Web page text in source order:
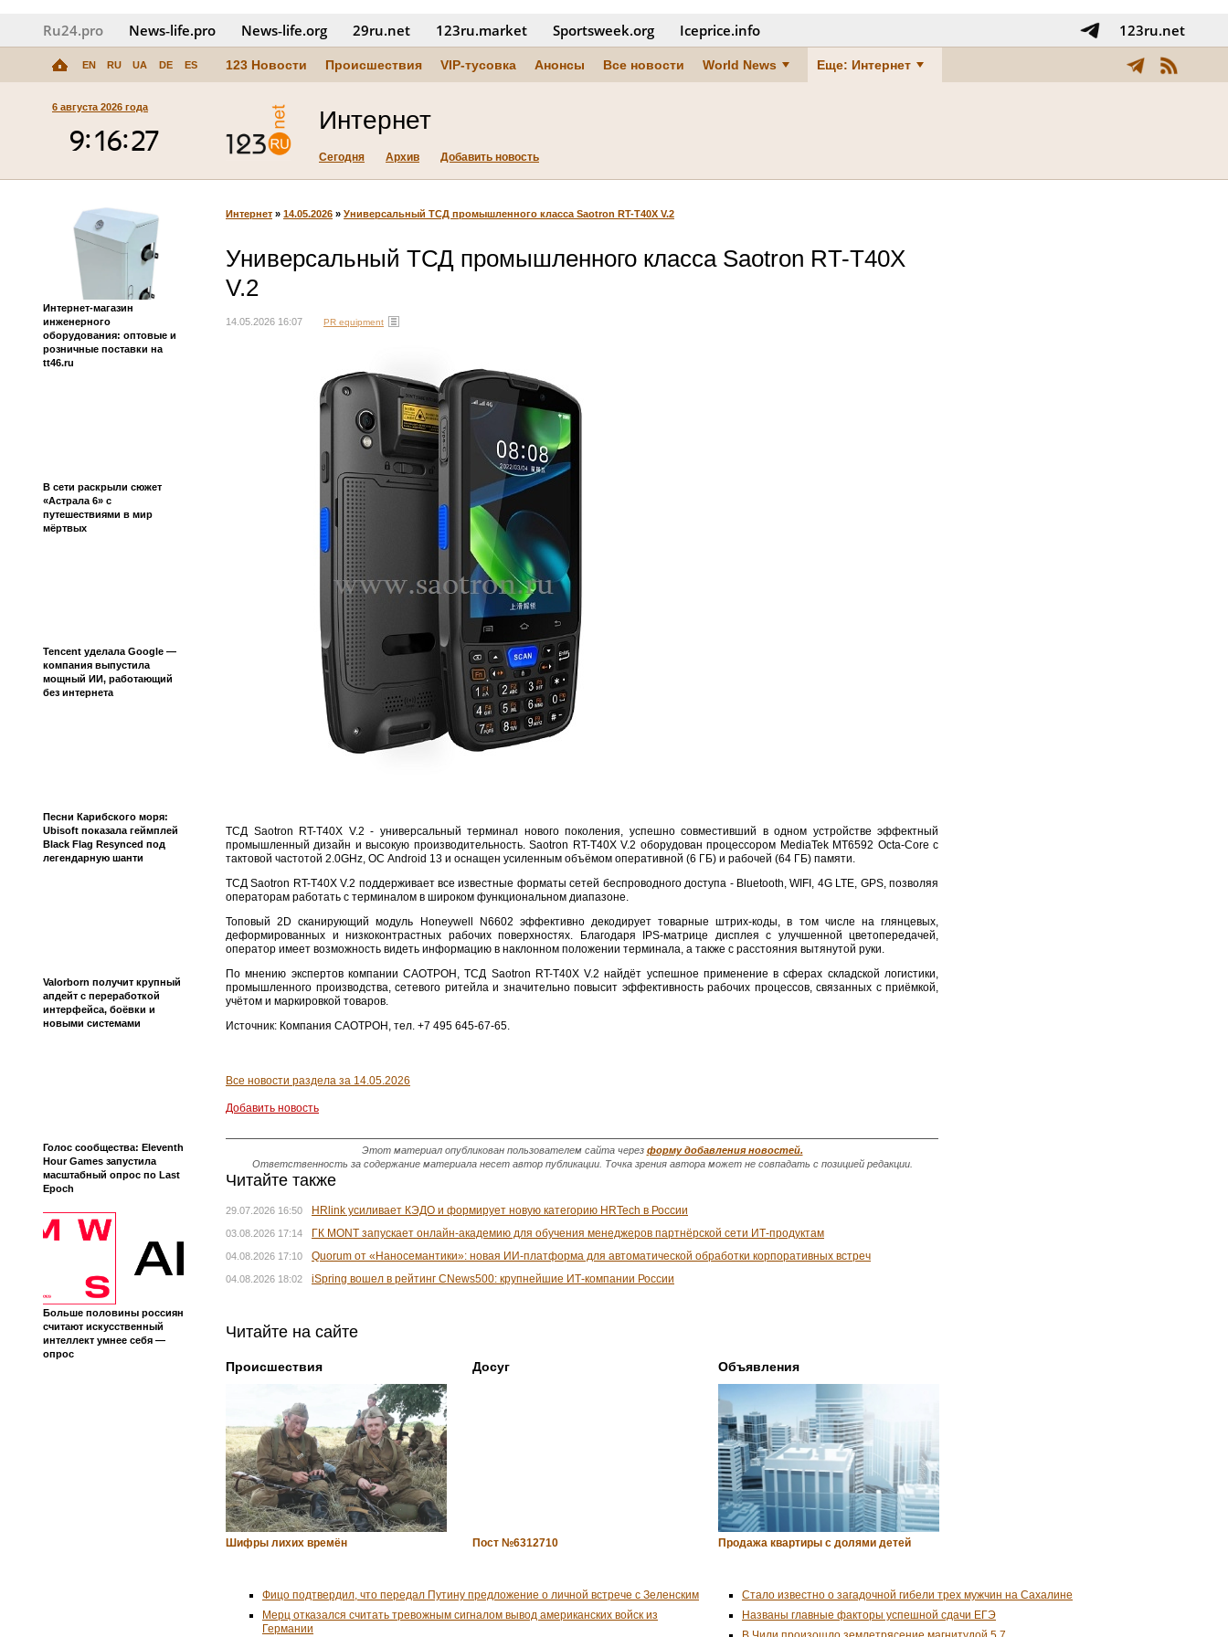
Ru24.pro News‑life.pro News‑life.org 29ru.net 123ru.market Sportsweek.org Iceprice.info 123ru.net
EN RU UA DE ES 123 Новости Происшествия VIP-тусовка Анонсы Все новости World News Еще: Интернет
6 августа 2026 года Интернет
Сегодня Архив Добавить новость
Интернет-магазин
инженерного
оборудования: оптовые и
розничные поставки на
tt46.ru
В сети раскрыли сюжет
«Астрала 6» с
путешествиями в мир
мёртвых
Tencent уделала Google —
компания выпустила
мощный ИИ, работающий
без интернета
Песни Карибского моря:
Ubisoft показала геймплей
Black Flag Resynced под
легендарную шанти
Valorborn получит крупный
апдейт с переработкой
интерфейса, боёвки и
новыми системами
Голос сообщества: Eleventh
Hour Games запустила
масштабный опрос по Last
Epoch
Больше половины россиян
считают искусственный
интеллект умнее себя —
опрос
Интернет » 14.05.2026 » Универсальный ТСД промышленного класса Saotron RT-T40X V.2
Универсальный ТСД промышленного класса Saotron RT-T40X
V.2
14.05.2026 16:07 PR equipment
ТСД Saotron RT-T40X V.2 - универсальный терминал нового поколения, успешно совместивший в одном устройстве эффектный
промышленный дизайн и высокую производительность. Saotron RT-T40X V.2 оборудован процессором MediaTek MT6592 Octa-Core с
тактовой частотой 2.0GHz, ОС Android 13 и оснащен усиленным объёмом оперативной (6 ГБ) и рабочей (64 ГБ) памяти.
ТСД Saotron RT-T40X V.2 поддерживает все известные форматы сетей беспроводного доступа - Bluetooth, WIFI, 4G LTE, GPS, позволяя
операторам работать с терминалом в широком функциональном диапазоне.
Топовый 2D сканирующий модуль Honeywell N6602 эффективно декодирует товарные штрих-коды, в том числе на глянцевых,
деформированных и низкоконтрастных рабочих поверхностях. Благодаря IPS-матрице дисплея c улучшенной цветопередачей,
оператор имеет возможность видеть информацию в наклонном положении терминала, а также с расстояния вытянутой руки.
По мнению экспертов компании САОТРОН, ТСД Saotron RT-T40X V.2 найдёт успешное применение в сферах складской логистики,
промышленного производства, сетевого ритейла и значительно повысит эффективность рабочих процессов, связанных с приёмкой,
учётом и маркировкой товаров.
Источник: Компания САОТРОН, тел. +7 495 645-67-65.
Все новости раздела за 14.05.2026
Добавить новость
Этот материал опубликован пользователем сайта через форму добавления новостей.
Ответственность за содержание материала несет автор публикации. Точка зрения автора может не совпадать с позицией редакции.
Читайте также
29.07.2026 16:50 HRlink усиливает КЭДО и формирует новую категорию HRTech в России
03.08.2026 17:14 ГК MONT запускает онлайн-академию для обучения менеджеров партнёрской сети ИТ-продуктам
04.08.2026 17:10 Quorum от «Наносемантики»: новая ИИ-платформа для автоматической обработки корпоративных встреч
04.08.2026 18:02 iSpring вошел в рейтинг CNews500: крупнейшие ИТ-компании России
Читайте на сайте
Происшествия
Шифры лихих времён
Досуг
Пост №6312710
Объявления
Продажа квартиры с долями детей
Фицо подтвердил, что передал Путину предложение о личной встрече с Зеленским
Мерц отказался считать тревожным сигналом вывод американских войск из
Германии
Стало известно о загадочной гибели трех мужчин на Сахалине
Названы главные факторы успешной сдачи ЕГЭ